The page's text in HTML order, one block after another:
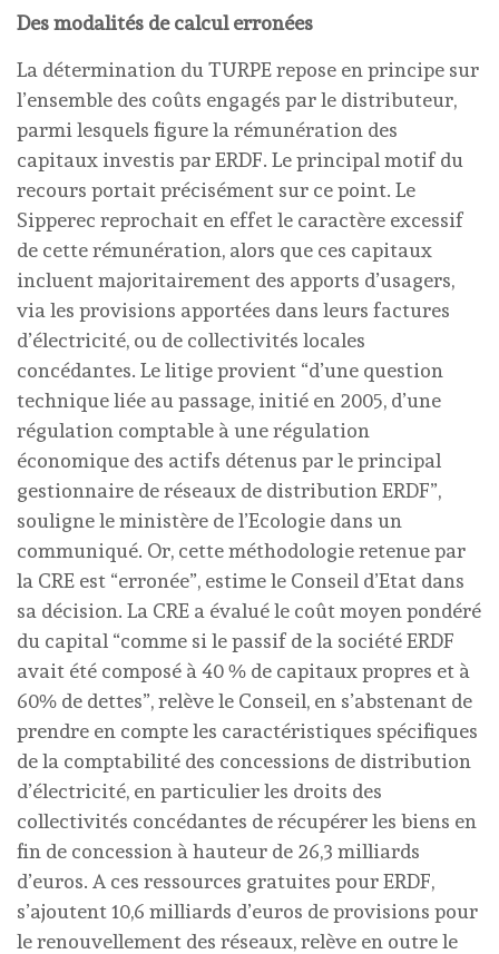
Des modalités de calcul erronées
La détermination du TURPE repose en principe sur
l’ensemble des coûts engagés par le distributeur,
parmi lesquels figure la rémunération des
capitaux investis par ERDF. Le principal motif du
recours portait précisément sur ce point. Le
Sipperec reprochait en effet le caractère excessif
de cette rémunération, alors que ces capitaux
incluent majoritairement des apports d’usagers,
via les provisions apportées dans leurs factures
d’électricité, ou de collectivités locales
concédantes. Le litige provient “d’une question
technique liée au passage, initié en 2005, d’une
régulation comptable à une régulation
économique des actifs détenus par le principal
gestionnaire de réseaux de distribution ERDF”,
souligne le ministère de l’Ecologie dans un
communiqué. Or, cette méthodologie retenue par
la CRE est “erronée”, estime le Conseil d’Etat dans
sa décision. La CRE a évalué le coût moyen pondéré
du capital “comme si le passif de la société ERDF
avait été composé à 40 % de capitaux propres et à
60% de dettes”, relève le Conseil, en s’abstenant de
prendre en compte les caractéristiques spécifiques
de la comptabilité des concessions de distribution
d’électricité, en particulier les droits des
collectivités concédantes de récupérer les biens en
fin de concession à hauteur de 26,3 milliards
d’euros. A ces ressources gratuites pour ERDF,
s’ajoutent 10,6 milliards d’euros de provisions pour
le renouvellement des réseaux, relève en outre le